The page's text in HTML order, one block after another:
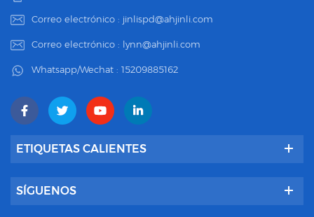
Correo electrónico : jinlispd@ahjinli.com
Correo electrónico : lynn@ahjinli.com
Whatsapp/Wechat : 15209885162
ETIQUETAS CALIENTES
SÍGUENOS